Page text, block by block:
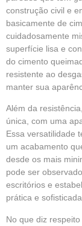
construção civil e
basicamente de
cuidadosamente
superfície lisa e
do cimento
resistente ao
manter sua
Além da
única, com uma
Essa versatilidade
um acabamento
desde os mais
pode ser
escritórios e
prática e
No que diz